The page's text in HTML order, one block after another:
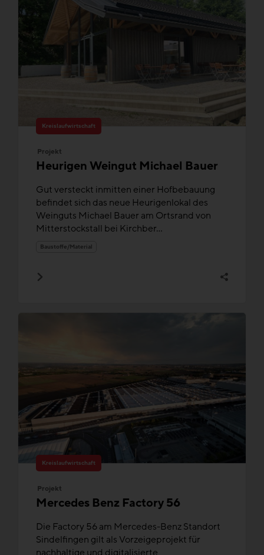
Kreislaufwirtschaft
Projekt
Heurigen Weingut Michael Bauer
Gut versteckt inmitten einer Hofbebauung
befindet sich das neue Heurigenlokal des
Weinguts Michael Bauer am Ortsrand von
Mitterstockstall bei Kirchber...
Baustoffe/Material
Kreislaufwirtschaft
Projekt
Mercedes Benz Factory 56
Die Factory 56 am Mercedes-Benz Standort
Sindelfingen gilt als Vorzeigeprojekt für